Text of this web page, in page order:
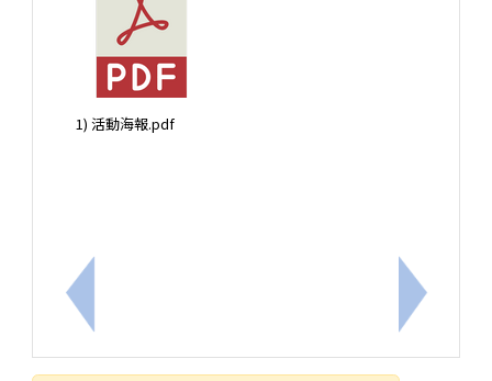
上一筆：『職涯發展-畢業證照檢定』崑山科技大學
1) 活動海報.pdf
下一筆：